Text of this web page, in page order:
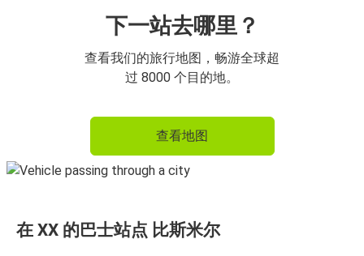
下一站去哪里？
查看我们的旅行地图，畅游全球超
过 8000 个目的地。
查看地图
在 XX 的巴士站点 比斯米尔